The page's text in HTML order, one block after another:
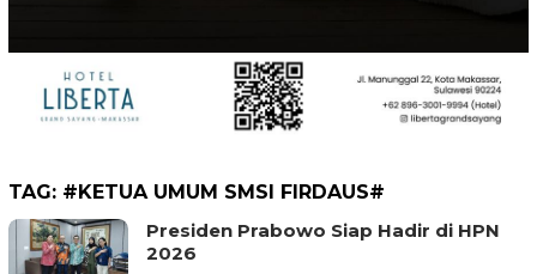
TAG: #KETUA UMUM SMSI FIRDAUS#
Presiden Prabowo Siap Hadir di HPN
2026